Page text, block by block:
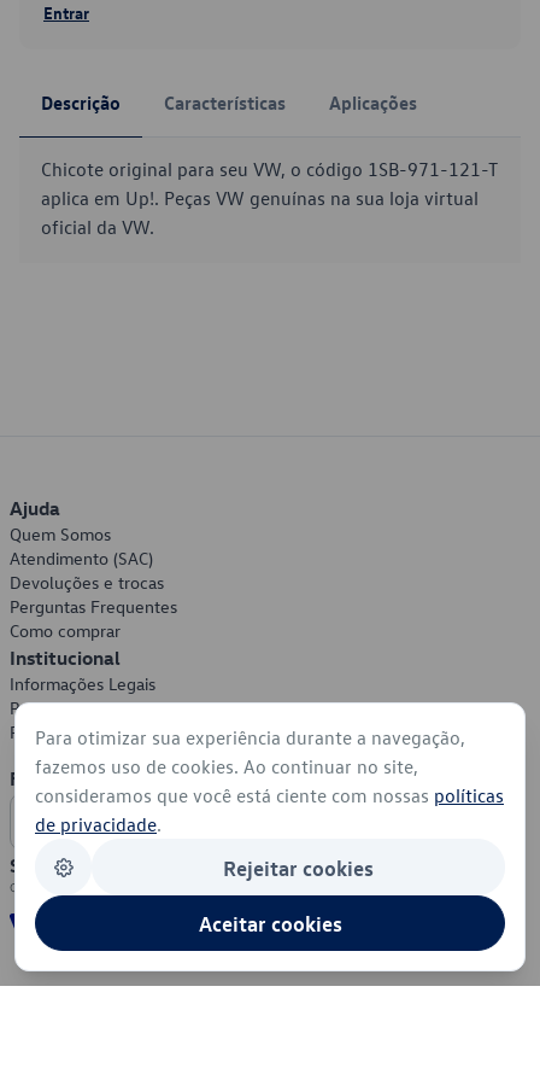
Entrar
Descrição Características Aplicações
Chicote original para seu VW, o código 1SB-971-121-T
aplica em Up!. Peças VW genuínas na sua loja virtual
oficial da VW.
Ajuda
Quem Somos
Atendimento (SAC)
Devoluções e trocas
Perguntas Frequentes
Como comprar
Institucional
Informações Legais
Política de Privacidade
Política de Cookies
Formas de Pagamento
Segurança
Para otimizar sua experiência durante a navegação,
fazemos uso de cookies. Ao continuar no site,
consideramos que você está ciente com nossas políticas
de privacidade.
Rejeitar cookies
Aceitar cookies